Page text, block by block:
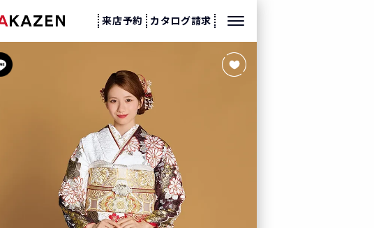
来店予約 カタログ請求